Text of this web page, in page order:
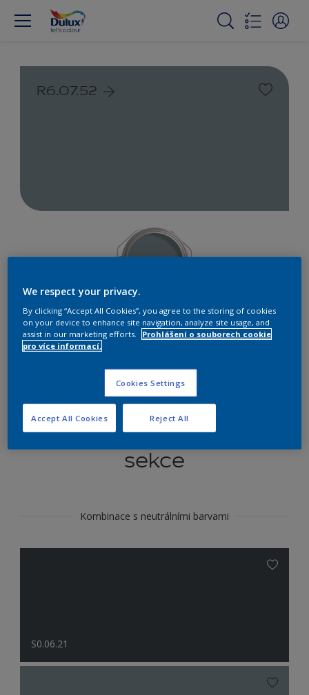
R6.07.52
Najít výrobek v tomto odstínu
Koordinovat barevné
sekce
Kombinace s neutrálními barvami
S0.06.21
We respect your privacy.
By clicking “Accept All Cookies”, you agree to the storing of cookies
on your device to enhance site navigation, analyze site usage, and
assist in our marketing efforts.
Prohlášení o souborech cookie
pro více informací.
Cookies Settings
Reject All
Accept All Cookies